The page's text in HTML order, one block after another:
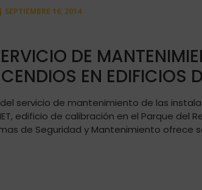
SEPTIEMBRE 16, 2014
DE
EN EDIFICIOS
servicio de mantenimiento de las
edificio de calibración en el Parque del
de Seguridad y Mantenimiento ofrece